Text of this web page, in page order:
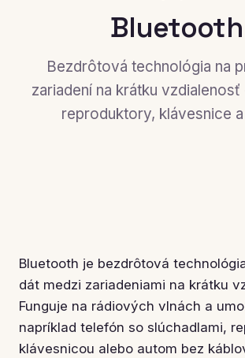
Bluetooth
Bezdrôtová technológia na
zariadení na krátku vzdialenosť
reproduktory, klávesnice
Bluetooth je bezdrôtová
dát medzi zariadeniami na krátku
Funguje na rádiových vlnách a
napríklad telefón so slúchadlami,
klávesnicou alebo autom bez